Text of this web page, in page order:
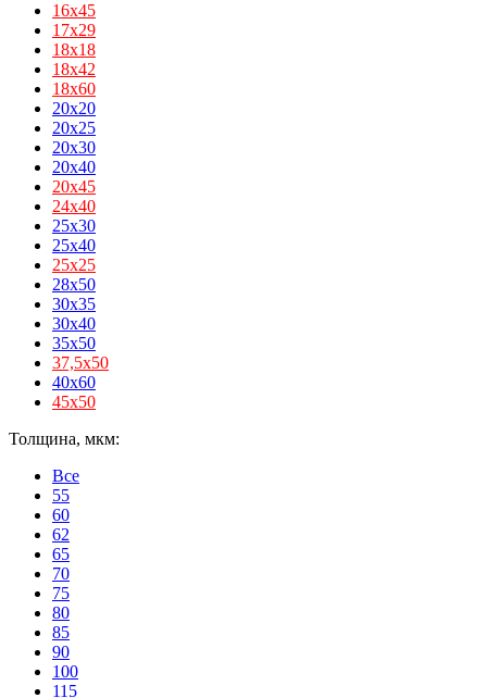
16х45
17х29
18х18
18х42
18х60
20x20
20x25
20x30
20x40
20х45
24х40
25x30
25x40
25х25
28x50
30x35
30x40
35x50
37,5х50
40x60
45х50
Толщина, мкм:
Все
55
60
62
65
70
75
80
85
90
100
115